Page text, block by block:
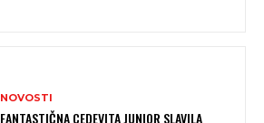
NOVOSTI
FANTASTIČNA CEDEVITA JUNIOR SLAVILA